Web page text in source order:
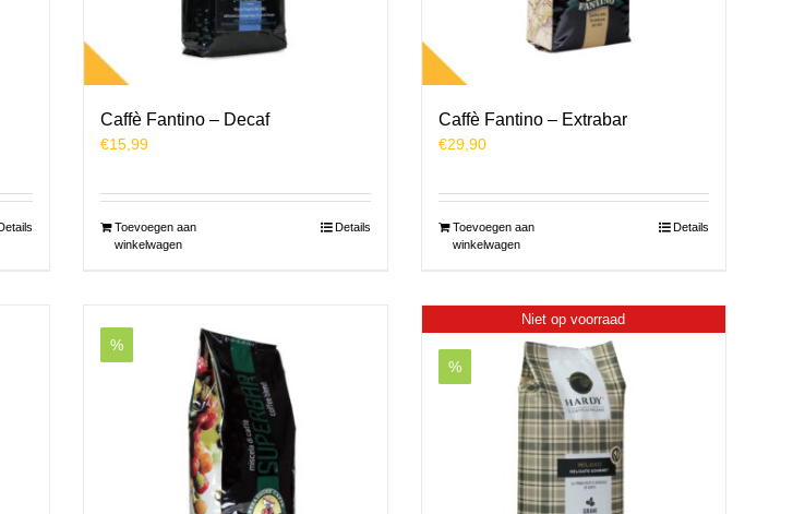
Caffè Fantino – Decaf
€15,99
Toevoegen aan
winkelwagen
Details
Caffè Fantino – Extrabar
€29,90
Toevoegen aan
winkelwagen
Details
%
Niet op voorraad
%